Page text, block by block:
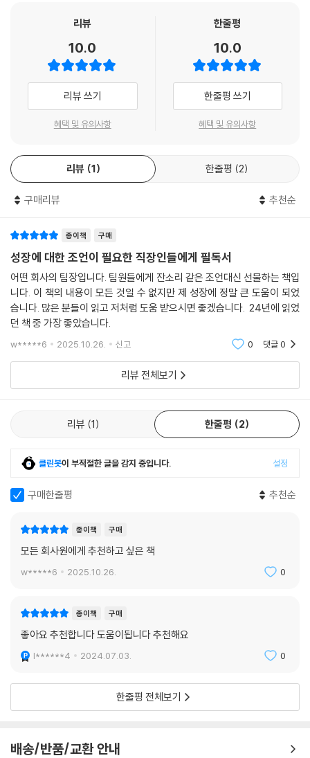
담당인지 명확하지 않을 때 임팩트 플레이어는 상황에서 단서를 얻고, 필
요할 때 앞으로 나선다. 그러다가 자신의 의무를 다하면 뒤로 물러서서 다
른 사람들을 따른다. 반면 기여자는 역할이 불분명하면 방관자로 행동한
다. 그들은 자신은 담당이 아니며, 필요한 시기와 해야 할 일을 담당자가 본
인에게 지시해줄 것이라고 가정한다.
셋째, 기여자는 문제를 위로 넘기지만, 임팩트 플레이어는 확실하게 마무
이 힘들어지고 예견하지 못한 장애물로 가득하더라도 말이다. 그렇다고 해
서 그들이 무턱대고 차단벽을 뚫고 지나가는 것은 아니다. 그들은 임기응
변을 발휘해 다르게 일하고 더 낫게 일하는 방식을 찾는다. 또한 차질이 생
마인드로 일한다. 그들은 책임감 있게 행동하지만 상황이 어려워지면 주인
담해 완전히 멈춰버리고 만다.
넷째, 기여자는 자신이 잘 아는 방식을 고수하지만, 임팩트 플레이어는 항
상 질문하고 그에 맞춰 과정을 조정한다. 임팩트 플레이어는 변화하는 환
경에 동료들보다 빨리 적응하는 경향이 있다. 새로운 규칙과 목표를 학습
과 성장의 기회로 해석하기 때문이다. 또한 그들은 인정과 긍정적인 피드
백을 소중히 여긴다. 하지만 동시에 잘못을 바로잡는 피드백과 상반되는
시각을 적극적으로 구하며, 이 정보를 활용해 노력의 방향을 재조정하고
업무 환경의 안정성을 위협하는 것으로 해석한다. 그들은 변동성 심한 여
건에서도 자신이 가장 잘 아는 것을 고수하려는 경향을 보인다.
다섯째, 기여자는 일을 복잡하게 하지만, 임팩트 플레이어는 일을 간단하
레이어는 힘든 일을 더 쉽게 만든다. 그들은 다른 사람의 일을 맡아주는 것
고 차분한 분위기를 조성해 드라마, 정치, 스트레스를 줄이고 일하는 재미
를 늘린다. 반면 기여자는 압박이 가해지고 업무 부하가 절정에 이르면 도
팀의 부담을 더하고, 리더와 동료들에게 짐이 될 수 있다.
이상의 5가지 특징은 임팩트 플레이어와 기여자를 구분하는 주요한 특징
이다. 본인이 현재 기여자로 느껴지더라도 5가지 특징을 실행하려고 노력
지 않을지 모른다. 하지만 천천히 조금씩 노력하다보면 자신의 잠재력을
변화를 일으키는 임팩트 플레이어가 돼라!
이 자신의 가치를 높이는 방법과 가장 중요한 때 파급력을 발휘하는 방법
- 에이미 에드먼드슨 (하버드 경영대학원 교수, 『두려움 없는 조직』 저자)
저자는 팀과 경력에 큰 성과가 나도록 상사에게 아부하지 않고 공감하는
법, 공식적 권위가 없을 때 앞으로 나서서 주도권을 쥐는 법, 한발 물러서서
리더를 따라야 할 때를 가르쳐준다.
『임팩트 플레이어』는 과감하고, 절도 있고, 전환적인 차세대 리더들이 난
관에 대처하고, 내일의 세상을 더 나은 세상으로 만들도록 육성하는 데 도
- 키스 크라크 (미국 전 국무부 차관)
리뷰
10.0
리뷰 쓰기
혜택 및 유의사항
한줄평
10.0
한줄평 쓰기
혜택 및 유의사항
리뷰 1 한줄평 2
구매리뷰 추천순
종이책 구매
성장에 대한 조언이 필요한 직장인들에게 필독서
어떤 회사의 팀장입니다. 팀원들에게 잔소리 같은 조언대신 선물하는 책입
니다. 이 책의 내용이 모든 것일 수 없지만 제 성장에 정말 큰 도움이 되었
습니다. 많은 분들이 읽고 저처럼 도움 받으시면 좋겠습니다. 24년에 읽었
던 책 중 가장 좋았습니다.
w*****6 2025.10.26. 신고 0 댓글0
리뷰 전체보기
리뷰 1 한줄평 2
클린봇이 부적절한 글을 감지 중입니다. 설정
구매한줄평 추천순
종이책 구매
모든 회사원에게 추천하고 싶은 책
w*****6 2025.10.26. 0
종이책 구매
좋아요 추천합니다 도움이됩니다 추천해요
l******4 2024.07.03. 0
한줄평 전체보기
배송/반품/교환 안내